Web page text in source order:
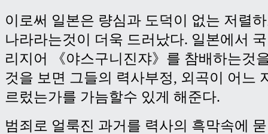
이로써 일본은 량심과 도덕이 없는 저렬
나라라는것이 더욱 드러났다. 일본에서
리지어 《야스구니진쟈》를 참배하는것
것을 보면 그들의 력사부정, 외곡이 어느
르렀는가를 가늠할수 있게 해준다.
범죄로 얼룩진 과거를 력사의 흑막속에